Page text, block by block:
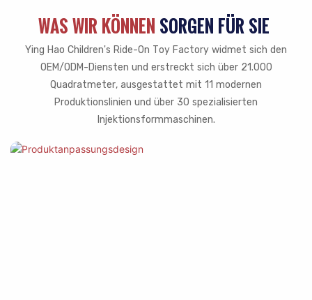
WAS WIR KÖNNEN SORGEN FÜR SIE
Ying Hao Children's Ride-On Toy Factory widmet sich den
OEM/ODM-Diensten und erstreckt sich über 21.000
Quadratmeter, ausgestattet mit 11 modernen
Produktionslinien und über 30 spezialisierten
Injektionsformmaschinen.